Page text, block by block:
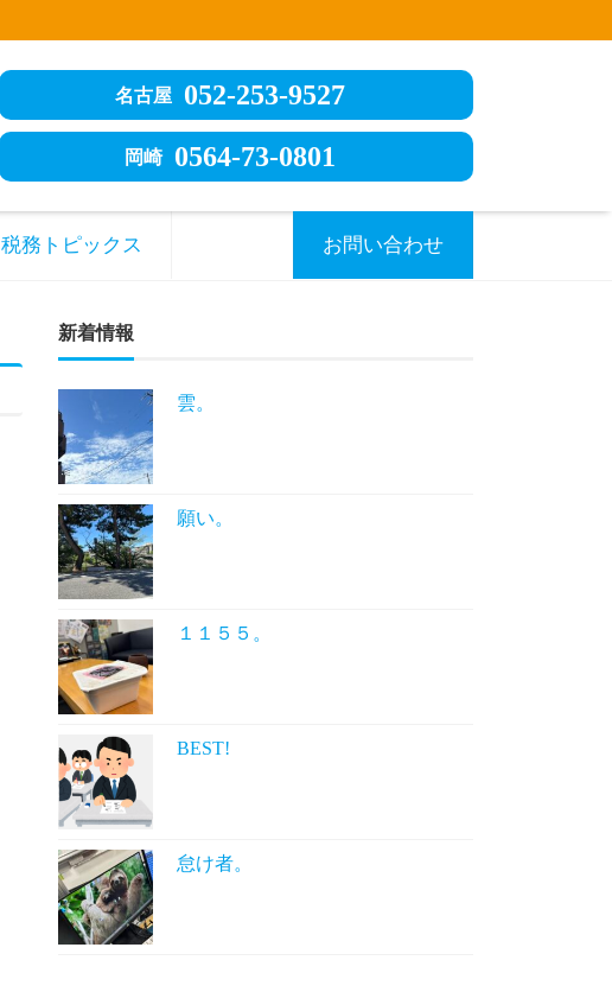
名古屋 052-253-9527
岡崎 0564-73-0801
税務トピックス お問い合わせ
新着情報
雲。
願い。
１１５５。
BEST!
怠け者。